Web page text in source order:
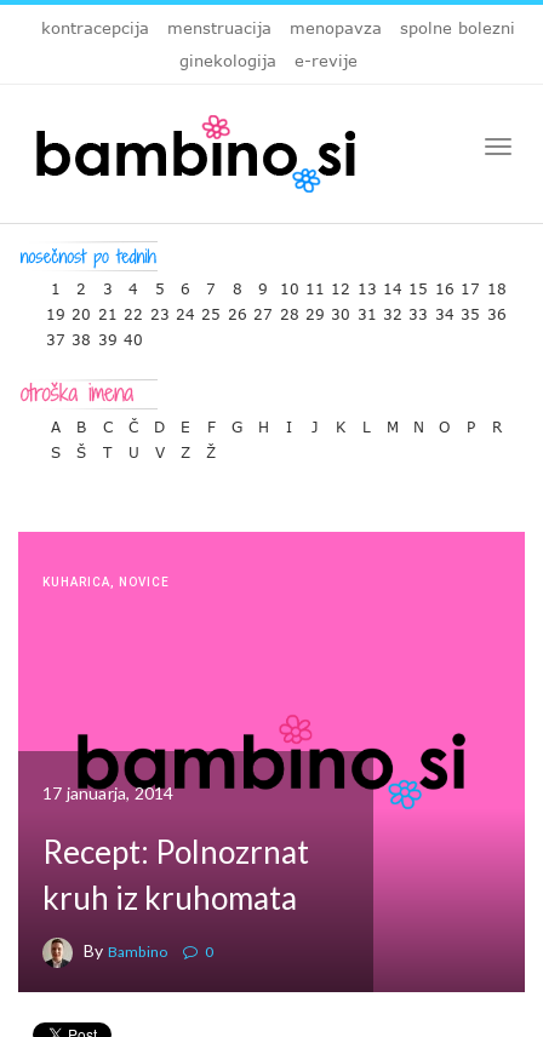
kontracepcija menstruacija menopavza
spolne bolezni
ginekologija
e-revije
1 2 3 4 5 6 7 8 9 10 11 12 13 14 15 16 17 18
19 20 21 22 23 24 25 26 27 28 29 30 31 32 33 34 35 36
37 38 39 40
A B C Č D E F G H I J K L M N O P
R
S
Š T U V Z Ž
KUHARICA NOVICE
17 januarja, 2014
Recept: Polnozrnat
kruh iz kruhomata
By Bambino 0